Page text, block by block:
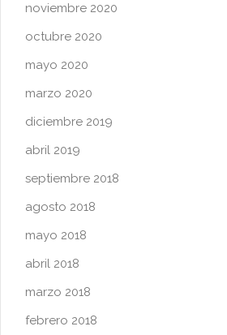
noviembre 2020
octubre 2020
mayo 2020
marzo 2020
diciembre 2019
abril 2019
septiembre 2018
agosto 2018
mayo 2018
abril 2018
marzo 2018
febrero 2018